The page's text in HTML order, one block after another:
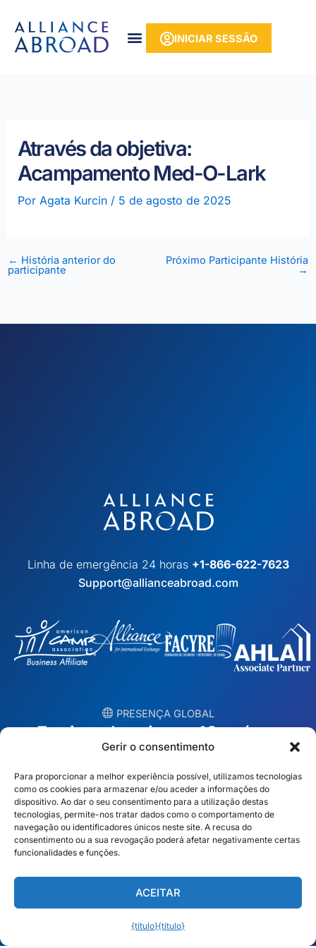
Gerir o consentimento
Para proporcionar a melhor experiência possível, utilizamos tecnologias
como os cookies para armazenar e/ou aceder a informações do
dispositivo. Ao dar o seu consentimento para a utilização destas
tecnologias, permite-nos tratar dados como o comportamento de
navegação ou identificadores únicos neste site. A recusa do
consentimento ou a sua revogação poderá afetar negativamente certas
funcionalidades e funções.
ACEITAR
{título}{título}
conteúdo
para
INICIAR SESSÃO
Através da objetiva:
Acampamento Med-O-Lark
Por Agata Kurcin / 5 de agosto de 2025
← História anterior do
participante
Próximo Participante História
→
Linha de emergência 24 horas +1-866-622-7623
Support@allianceabroad.com
︎ PRESENÇA GLOBAL
Equipas locais em 10 países
EUA
Dubai
México
Espanha
Irlanda
Polónia
Austrália
Encontre a sua equipa local →